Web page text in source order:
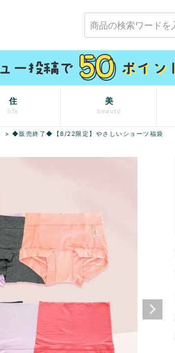
住
life
美
beauty
◆販売終了◆【8/22限定】やさしいショーツ福袋